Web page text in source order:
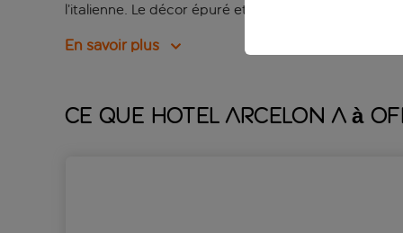
l’italienne. Le décor épuré et minimaliste crée un
En savoir plus
Ce que Hotel Arcelon a à